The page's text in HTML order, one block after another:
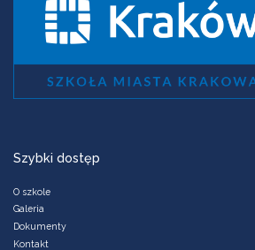
Szybki dostęp
O szkole
Galeria
Dokumenty
Kontakt